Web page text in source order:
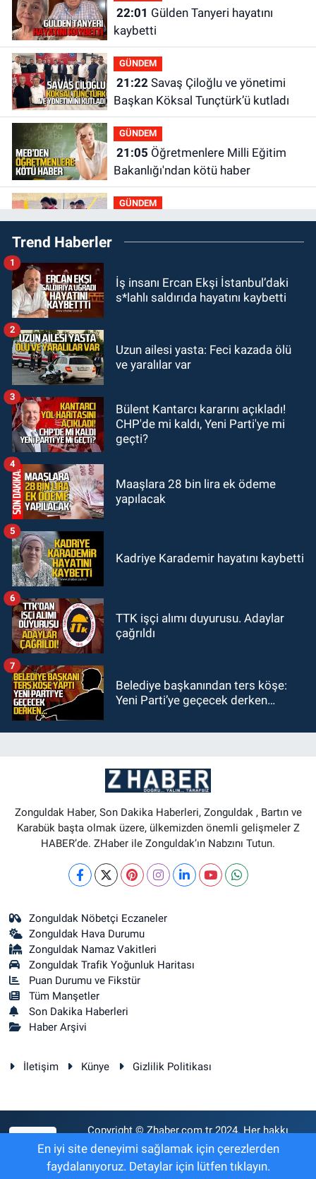
22:01
kaybetti
GÜNDEM
21:22Savaş Çiloğlu ve yönetimi
Başkan Köksal Tunçtürk’ü kutladı
GÜNDEM
21:05
Bakanlığı'ndan kötü haber
GÜNDEM
19:34Zonguldakspor Bolu'da 3
hazırlık maçı oynayacak... İşte
19:27Çaycuma ırmağında görüldü:
Görenler şaşkınlık yaşadı
19:12TMO kabuklu fındık alım
GÜNDEM
18:52Zonguldak'ta pitbul köpek
anne ve çocuğuna saldırdı: Tedavi
Trend Haberler
İş insanı Ercan Ekşi İstanbul’daki
s*lahlı saldırıda hayatını kaybetti
1
Uzun ailesi yasta: Feci kazada ölü
ve yaralılar var
2
Bülent Kantarcı kararını açıkladı!
CHP'de mi kaldı, Yeni Parti'ye mi
geçti?
3
Maaşlara 28 bin lira ek ödeme
yapılacak
4
Kadriye Karademir hayatını kaybetti
5
TTK işçi alımı duyurusu. Adaylar
çağrıldı
6
Belediye başkanından ters köşe:
Yeni Parti’ye geçecek derken…
7
Zonguldak Haber, Son Dakika Haberleri, Zonguldak , Bartın ve
Karabük başta olmak üzere, ülkemizden önemli gelişmeler Z
HABER’de. ZHaber ile Zonguldak’ın Nabzını Tutun.
Zonguldak Nöbetçi Eczaneler
Zonguldak Hava Durumu
Zonguldak Namaz Vakitleri
Zonguldak Trafik Yoğunluk Haritası
Puan Durumu ve Fikstür
Tüm Manşetler
Son Dakika Haberleri
Haber Arşivi
İletişim Künye Gizlilik Politikası
Copyright © Zhaber.com.tr 2024. Her hakkı
saklıdır.
En iyi site deneyimi sağlamak için çerezlerden
faydalanıyoruz. Detaylar için lütfen tıklayın.